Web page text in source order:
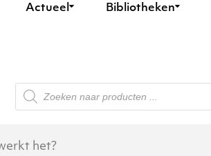
Actueel Bibliotheken
Producten
zoeken
het?